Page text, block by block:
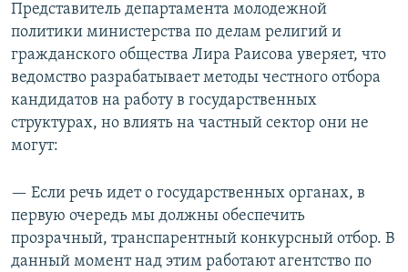
Представитель департамента молодежной
политики министерства по делам религий и
гражданского общества Лира Раисова уверяет, что
ведомство разрабатывает методы честного отбора
кандидатов на работу в государственных
структурах, но влиять на частный сектор они не
могут:
— Если речь идет о государственных органах, в
первую очередь мы должны обеспечить
прозрачный, транспарентный конкурсный отбор. В
данный момент над этим работают агентство по